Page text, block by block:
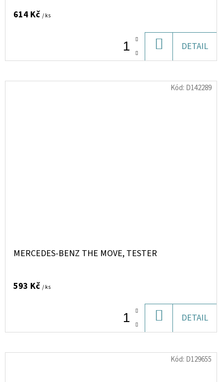
614 Kč / ks
KOŠÍKU
DETAIL
MERCEDES-BENZ THE MOVE, TESTER
593 Kč / ks
KOŠÍKU
DETAIL
Kód: D142289
Kód: D129655